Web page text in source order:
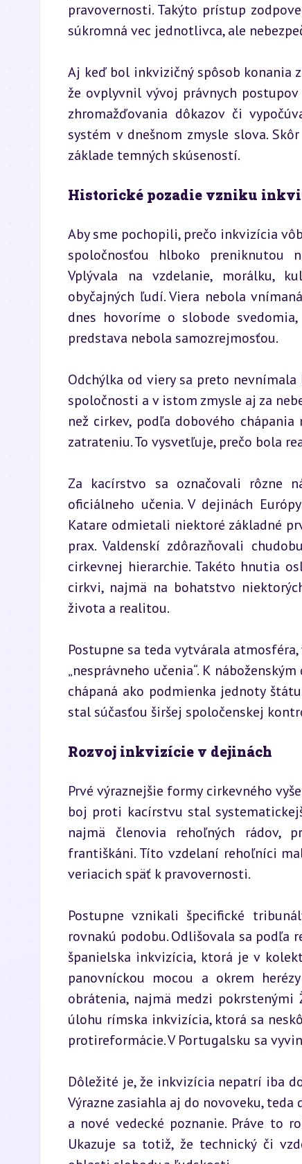
pravovernosti. Takýto prístup
súkromná vec jednotlivca, ale
Aj keď bol inkvizičný spôsob konania
že ovplyvnil vývoj právnych
zhromažďovania dôkazov či
systém v dnešnom zmysle slova.
základe temných skúseností.
Historické pozadie vzniku
Aby sme pochopili, prečo inkvizícia
spoločnosťou hlboko preniknutou
Vplývala na vzdelanie, morálku,
obyčajných ľudí. Viera nebola
dnes hovoríme o slobode
predstava nebola samozrejmosťou.
Odchýlka od viery sa preto nevnímala
spoločnosti a v istom zmysle aj za
než cirkev, podľa dobového
zatrateniu. To vysvetľuje, prečo bola
Za kacírstvo sa označovali rôzne
oficiálneho učenia. V dejinách
Katare odmietali niektoré základné
prax. Valdenskí zdôrazňovali
cirkevnej hierarchie. Takéto hnutia
cirkvi, najmä na bohatstvo
života a realitou.
Postupne sa teda vytvárala
„nesprávneho učenia“. K
chápaná ako podmienka jednoty
stal súčasťou širšej spoločenskej
Rozvoj inkvizície v dejinách
Prvé výraznejšie formy cirkevného
boj proti kacírstvu stal
najmä členovia rehoľných rádov,
františkáni. Títo vzdelaní rehoľníci
veriacich späť k pravovernosti.
Postupne vznikali špecifické
rovnakú podobu. Odlišovala sa podľa
španielska inkvizícia, ktorá je v
panovníckou mocou a okrem
obrátenia, najmä medzi pokrstenými
úlohu rímska inkvizícia, ktorá sa
protireformácie. V Portugalsku sa
Dôležité je, že inkvizícia nepatrí iba
Výrazne zasiahla aj do novoveku,
a nové vedecké poznanie. Práve to
Ukazuje sa totiž, že technický či